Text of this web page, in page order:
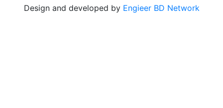
Design and developed by Engieer BD Network